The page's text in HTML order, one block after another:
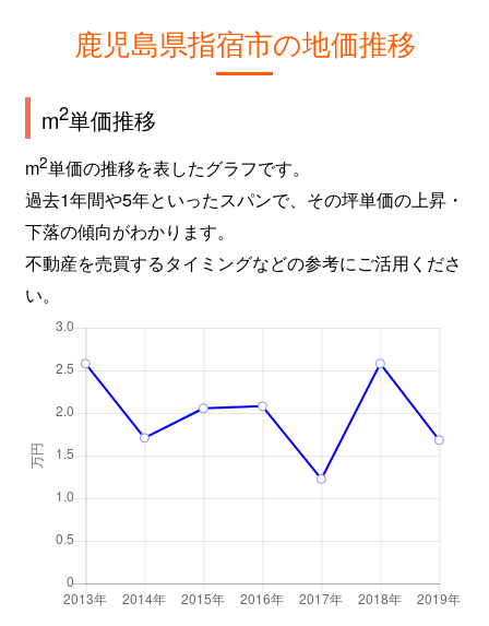
鹿児島県指宿市の地価推移
m2単価推移
m2単価の推移を表したグラフです。
過去1年間や5年といったスパンで、その坪単価の上昇・
下落の傾向がわかります。
不動産を売買するタイミングなどの参考にご活用くださ
い。